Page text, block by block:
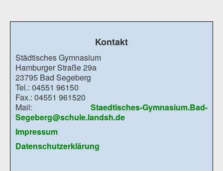
Kontakt
Städtisches Gymnasium
Hamburger Straße 29a
23795 Bad Segeberg
Tel.: 04551 96150
Fax.: 04551 961520
Mail: Staedtisches-Gymnasium.Bad-
Segeberg@schule.landsh.de
Impressum
Datenschutzerklärung